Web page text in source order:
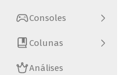
Consoles
Colunas
Análises